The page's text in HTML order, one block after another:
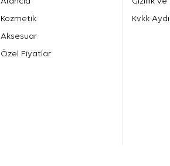
Kozmetik
Aksesuar
Özel Fiyatlar
Kvkk